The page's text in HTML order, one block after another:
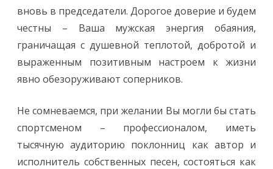
вновь в председатели. Дорогое доверие и будем
честны – Ваша мужская энергия обаяния,
граничащая с душевной теплотой, добротой и
выраженным позитивным настроем к жизни
явно обезоруживают соперников.
Не сомневаемся, при желании Вы могли бы стать
спортсменом – профессионалом, иметь
тысячную аудиторию поклонниц как автор и
исполнитель собственных песен, состояться как